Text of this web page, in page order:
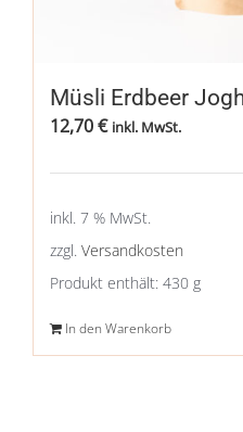
Müsli Erdbeer
12,70€ inkl. MwSt.
inkl. 7 % MwSt.
zzgl. Versandkosten
Produkt enthält: 430 g
In den Warenkorb